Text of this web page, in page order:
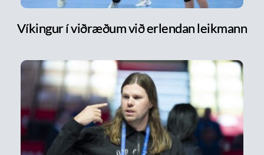
Víkingur í viðræðum við erlendan leikmann